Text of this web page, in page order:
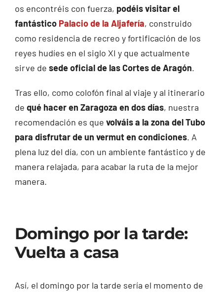
os encontréis con fuerza, podéis visitar el
fantástico Palacio de la Aljafería, construido
como residencia de recreo y fortificación de los
reyes hudíes en el siglo XI y que actualmente
sirve de sede oficial de las Cortes de Aragón.
Tras ello, como colofón final al viaje y al itinerario
de qué hacer en Zaragoza en dos días, nuestra
recomendación es que volváis a la zona del Tubo
para disfrutar de un vermut en condiciones. A
plena luz del día, con un ambiente fantástico y de
manera relajada, para acabar la ruta de la mejor
manera.
Domingo por la tarde:
Vuelta a casa
Así, el domingo por la tarde sería el momento de